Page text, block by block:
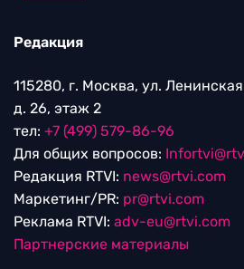
Редакция
115280, г. Москва, ул.
д. 26, этаж 2
тел: +7 (499) 579-86-96
Для общих вопросов:
Редакция RTVI: news@rtvi.com
Маркетинг/PR: pr@rtvi.com
Реклама RTVI: adv-eu@rtvi.com
Партнерские материалы